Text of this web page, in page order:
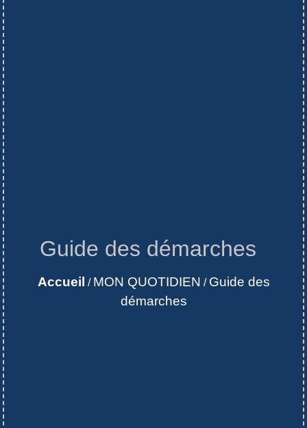
Guide des démarches
Accueil / MON QUOTIDIEN / Guide des
démarches